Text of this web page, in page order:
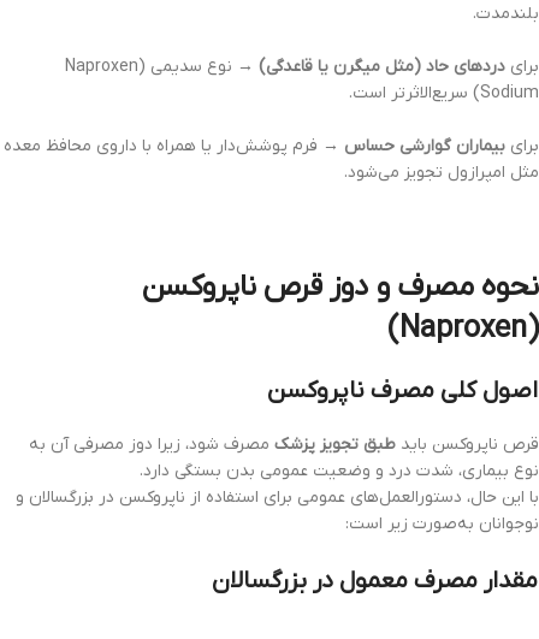
بلندمدت.
برای دردهای حاد (مثل میگرن یا قاعدگی)
→ نوع سدیمی (Naproxen
Sodium) سریع‌الاثرتر است.
برای بیماران گوارشی حساس → فرم پوشش‌دار یا همراه با داروی محافظ معده
مثل امپرازول تجویز می‌شود.
نحوه مصرف و دوز قرص ناپروکسن
(Naproxen)
اصول کلی مصرف ناپروکسن
قرص ناپروکسن باید طبق تجویز پزشک مصرف شود، زیرا دوز مصرفی آن به
نوع بیماری، شدت درد و وضعیت عمومی بدن بستگی دارد.
با این حال، دستورالعمل‌های عمومی برای استفاده از ناپروکسن در بزرگسالان و
نوجوانان به‌صورت زیر است:
مقدار مصرف معمول در بزرگسالان